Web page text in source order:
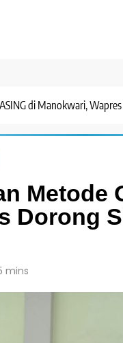
di Manokwari,
Metode
Dorong
mins